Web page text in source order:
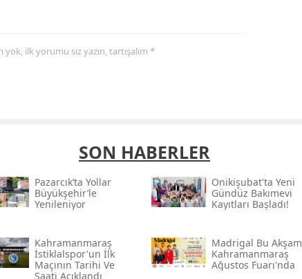
ilk yorumu siz yazın, tartışalım *
SON HABERLER
Pazarcık’ta Yollar
Büyükşehir’le
Yenileniyor
Onikişubat'ta Yeni
Gündüz Bakımevi
Kayıtları Başladı!
Kahramanmaraş
İstiklalspor'un İlk
Maçının Tarihi Ve
Saati Açıklandı
Madrigal Bu Akşam
Kahramanmaraş
Ağustos Fuarı'nda